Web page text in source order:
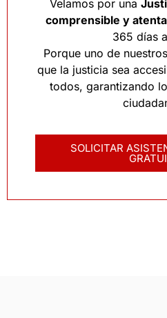
Velamos por una
comprensible y
365 días
Porque uno de
que la justicia sea
todos, garantizando
SOLICITAR